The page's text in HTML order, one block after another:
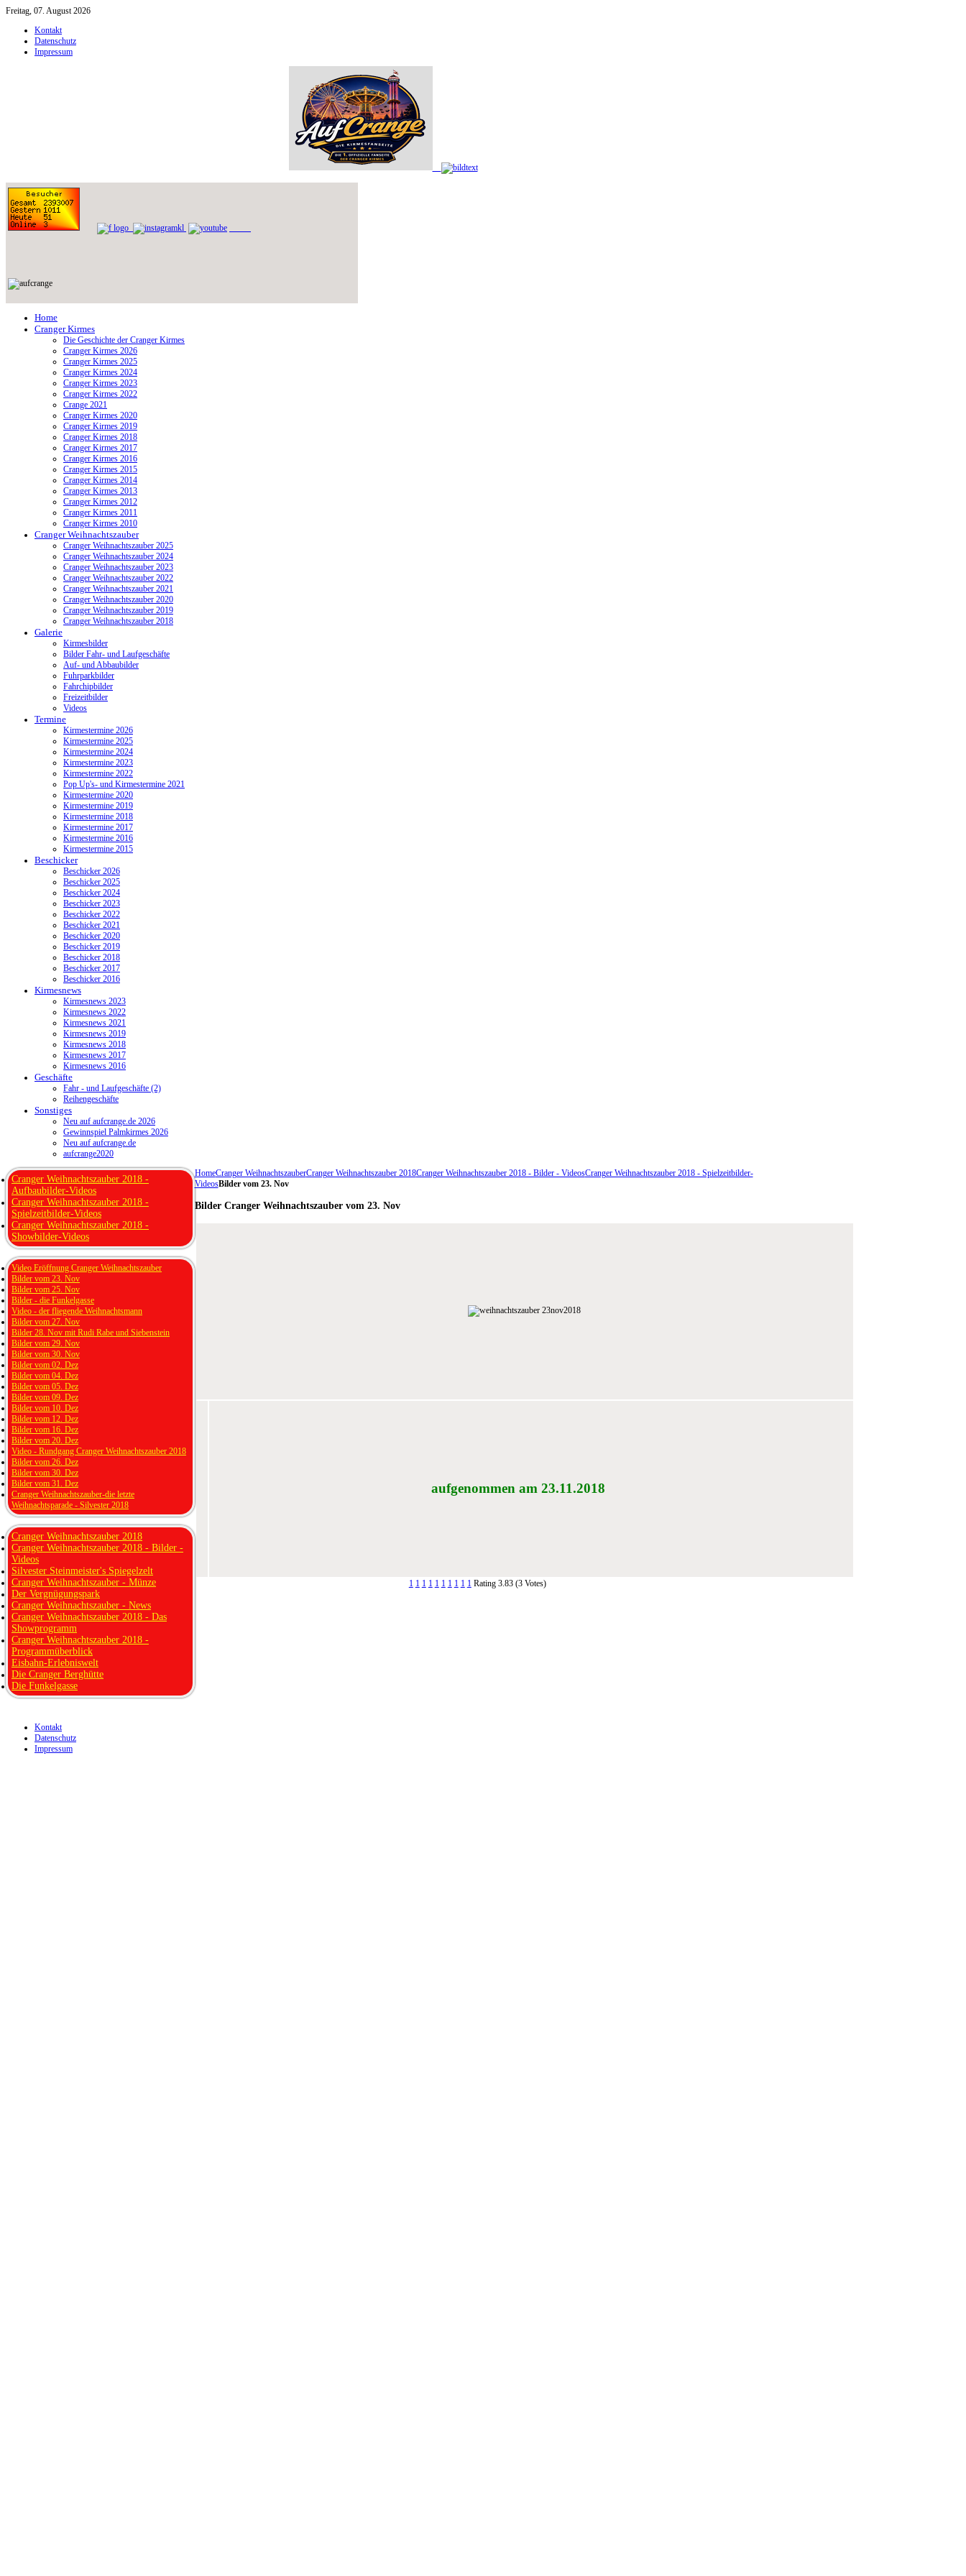
Freitag, 07. August 2026
Kontakt
Datenschutz
Impressum
Home
Cranger Kirmes
Die Geschichte der Cranger Kirmes
Cranger Kirmes 2026
Cranger Kirmes 2025
Cranger Kirmes 2024
Cranger Kirmes 2023
Cranger Kirmes 2022
Crange 2021
Cranger Kirmes 2020
Cranger Kirmes 2019
Cranger Kirmes 2018
Cranger Kirmes 2017
Cranger Kirmes 2016
Cranger Kirmes 2015
Cranger Kirmes 2014
Cranger Kirmes 2013
Cranger Kirmes 2012
Cranger Kirmes 2011
Cranger Kirmes 2010
Cranger Weihnachtszauber
Cranger Weihnachtszauber 2025
Cranger Weihnachtszauber 2024
Cranger Weihnachtszauber 2023
Cranger Weihnachtszauber 2022
Cranger Weihnachtszauber 2021
Cranger Weihnachtszauber 2020
Cranger Weihnachtszauber 2019
Cranger Weihnachtszauber 2018
Galerie
Kirmesbilder
Bilder Fahr- und Laufgeschäfte
Auf- und Abbaubilder
Fuhrparkbilder
Fahrchipbilder
Freizeitbilder
Videos
Termine
Kirmestermine 2026
Kirmestermine 2025
Kirmestermine 2024
Kirmestermine 2023
Kirmestermine 2022
Pop Up's- und Kirmestermine 2021
Kirmestermine 2020
Kirmestermine 2019
Kirmestermine 2018
Kirmestermine 2017
Kirmestermine 2016
Kirmestermine 2015
Beschicker
Beschicker 2026
Beschicker 2025
Beschicker 2024
Beschicker 2023
Beschicker 2022
Beschicker 2021
Beschicker 2020
Beschicker 2019
Beschicker 2018
Beschicker 2017
Beschicker 2016
Kirmesnews
Kirmesnews 2023
Kirmesnews 2022
Kirmesnews 2021
Kirmesnews 2019
Kirmesnews 2018
Kirmesnews 2017
Kirmesnews 2016
Geschäfte
Fahr - und Laufgeschäfte (2)
Reihengeschäfte
Sonstiges
Neu auf aufcrange.de 2026
Gewinnspiel Palmkirmes 2026
Neu auf aufcrange.de
aufcrange2020
HomeCranger WeihnachtszauberCranger Weihnachtszauber 2018Cranger Weihnachtszauber 2018 - Bilder - VideosCranger Weihnachtszauber 2018 - Spielzeitbilder-
VideosBilder vom 23. Nov
Bilder Cranger Weihnachtszauber vom 23. Nov
aufgenommen am 23.11.2018
1 1 1 1 1 1 1 1 1 1 Rating 3.83 (3 Votes)
Cranger Weihnachtszauber 2018 -
Aufbaubilder-Videos
Cranger Weihnachtszauber 2018 -
Spielzeitbilder-Videos
Cranger Weihnachtszauber 2018 -
Showbilder-Videos
Video Eröffnung Cranger Weihnachtszauber
Bilder vom 23. Nov
Bilder vom 25. Nov
Bilder - die Funkelgasse
Video - der fliegende Weihnachtsmann
Bilder vom 27. Nov
Bilder 28. Nov mit Rudi Rabe und Siebenstein
Bilder vom 29. Nov
Bilder vom 30. Nov
Bilder vom 02. Dez
Bilder vom 04. Dez
Bilder vom 05. Dez
Bilder vom 09. Dez
Bilder vom 10. Dez
Bilder vom 12. Dez
Bilder vom 16. Dez
Bilder vom 20. Dez
Video - Rundgang Cranger Weihnachtszauber 2018
Bilder vom 26. Dez
Bilder vom 30. Dez
Bilder vom 31. Dez
Cranger Weihnachtszauber-die letzte
Weihnachtsparade - Silvester 2018
Cranger Weihnachtszauber 2018
Cranger Weihnachtszauber 2018 - Bilder -
Videos
Silvester Steinmeister's Spiegelzelt
Cranger Weihnachtszauber - Münze
Der Vergnügungspark
Cranger Weihnachtszauber - News
Cranger Weihnachtszauber 2018 - Das
Showprogramm
Cranger Weihnachtszauber 2018 -
Programmüberblick
Eisbahn-Erlebniswelt
Die Cranger Berghütte
Die Funkelgasse
Kontakt
Datenschutz
Impressum